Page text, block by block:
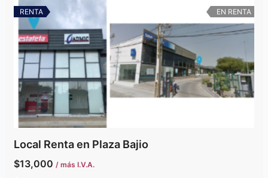
RENTA EN RENTA
Local Renta en Plaza Bajio
$13,000 / más I.V.A.